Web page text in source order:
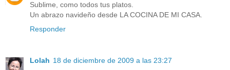
Sublime, como todos tus platos.
Un abrazo navideño desde LA COCINA DE MI CASA.
Responder
Lolah 18 de diciembre de 2009 a las 23:27